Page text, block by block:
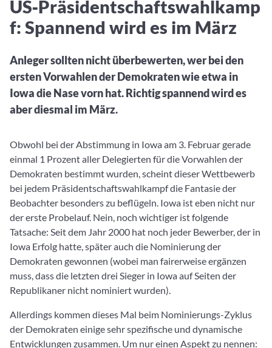
Fondswissen
Aktuelle Rankings und Beiträge zu den besten Fonds aus
vielen Peergroups
2. Fonds auswählen
Fondsvergleich
Übersichtlich bis zu 10 Fonds aus über 35.000
Produkten vergleichen
Watchlist
Preis-/Performance-Alarme
3. Investieren
Portfolios
Eigene Portfolios und jene, denen Sie folgen
Finanzdienstleister
Informationen und Beiträge unserer Partner-
Finanzdienstleister
Community-Partner
Informationen und Beiträge unserer Community-
Partner
Webinar verpasst? Hier gibt es Aufnahmen unserer
Online-Veranstaltungen.
US‑Präsidentschaftswahlkamp
f: Spannend wird es im März
Anleger sollten nicht überbewerten, wer bei den
ersten Vorwahlen der Demokraten wie etwa in
Iowa die Nase vorn hat. Richtig spannend wird es
aber diesmal im März.
Obwohl bei der Abstimmung in Iowa am 3. Februar gerade
einmal 1 Prozent aller Delegierten für die Vorwahlen der
Demokraten bestimmt wurden, scheint dieser Wettbewerb
bei jedem Präsidentschaftswahlkampf die Fantasie der
Beobachter besonders zu beflügeln. Iowa ist eben nicht nur
der erste Probelauf. Nein, noch wichtiger ist folgende
Tatsache: Seit dem Jahr 2000 hat noch jeder Bewerber, der in
Iowa Erfolg hatte, später auch die Nominierung der
Demokraten gewonnen (wobei man fairerweise ergänzen
muss, dass die letzten drei Sieger in Iowa auf Seiten der
Republikaner nicht nominiert wurden).
Allerdings kommen dieses Mal beim Nominierungs-Zyklus
der Demokraten einige sehr spezifische und dynamische
Entwicklungen zusammen. Um nur einen Aspekt zu nennen: